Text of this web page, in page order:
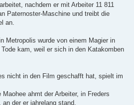
nachdem er mit Arbeiter 11 811
Paternoster-Maschine und treibt die
an.
Metropolis wurde von einem Magier in
kam, weil er sich in den Katakomben
nicht in den Film geschafft hat, spielt im
ahmt der Arbeiter, in Freders
der er jahrelang stand.